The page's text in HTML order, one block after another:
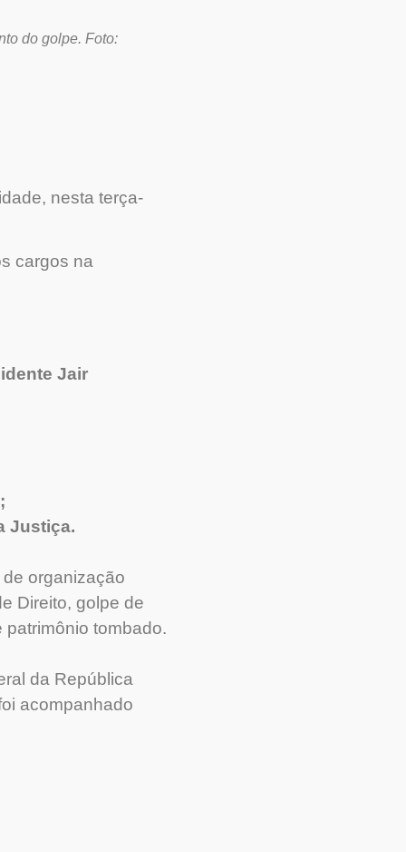
do golpe. Foto:
nesta terça-
cargos na
Jair
Justiça.
organização
Direito, golpe de
tombado.
da República
acompanhado